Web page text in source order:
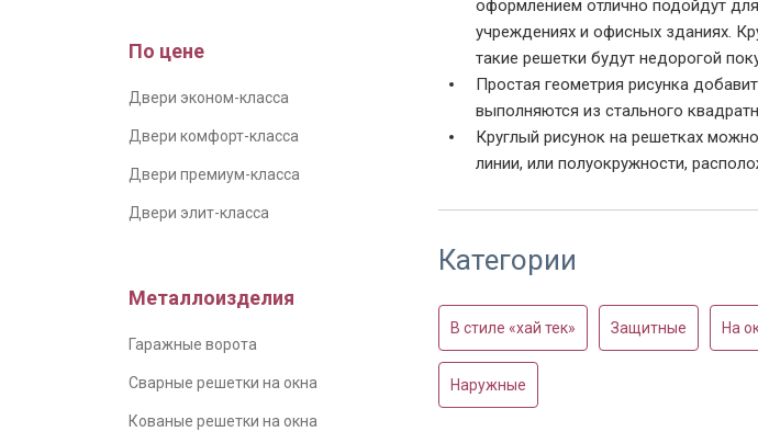
По цене
Двери эконом-класса
Двери комфорт-класса
Двери премиум-класса
Двери элит-класса
Металлоизделия
Гаражные ворота
Сварные решетки на окна
Кованые решетки на окна
оформлением отлично подойдут
учреждениях и офисных зданиях.
такие решетки будут недорогой
Простая геометрия рисунка
выполняются из стального
Круглый рисунок на решетках
линии, или полуокружности,
Категории
В стиле «хай тек» Защитные На
Наружные